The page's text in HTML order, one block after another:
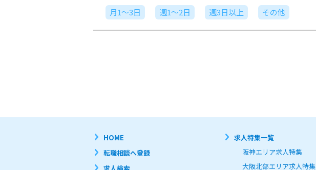
月1～3日 週1～2日 週3日以上 その他
HOME
転職相談へ登録
求人特集一覧
阪神エリア求人特集
大阪北部エリア求人特集